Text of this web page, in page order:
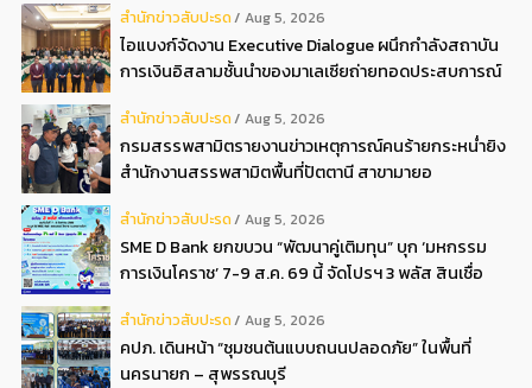
สํานักข่าวสับปะรด Aug 5, 2026
ไอแบงก์จัดงาน Executive Dialogue ผนึกกำลังสถาบัน
การเงินอิสลามชั้นนำของมาเลเซียถ่ายทอดประสบการณ์
อิสลามแห่งอนาคต
สํานักข่าวสับปะรด Aug 5, 2026
กรมสรรพสามิตรายงานข่าวเหตุการณ์คนร้ายกระหน่ำยิง
สำนักงานสรรพสามิตพื้นที่ปัตตานี สาขามายอ
สํานักข่าวสับปะรด Aug 5, 2026
SME D Bank ยกขบวน “พัฒนาคู่เติมทุน” บุก ‘มหกรรม
การเงินโคราช’ 7-9 ส.ค. 69 นี้ จัดโปรฯ 3 พลัส สินเชื่อ
สํานักข่าวสับปะรด Aug 5, 2026
คปภ. เดินหน้า “ชุมชนต้นแบบถนนปลอดภัย” ในพื้นที่
นครนายก – สุพรรณบุรี